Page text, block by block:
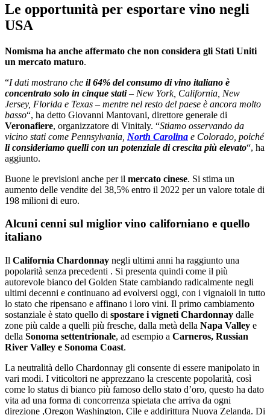
Le opportunità per esportare vino negli
USA
Nomisma ha anche affermato che non considera gli Stati Uniti
un mercato maturo.
“I dati mostrano che il 64% del consumo di vino italiano è
concentrato solo in cinque stati– New York, California, New
Jersey, Florida e Texas – mentre nel resto del paese è ancora molto
basso“, ha detto Giovanni Mantovani, direttore generale di
Veronafiere, organizzatore di Vinitaly. “Stiamo osservando da
vicino stati come Pennsylvania, North Carolina e Colorado, poiché
li consideriamo quelli con un potenziale di crescita più elevato“, ha
aggiunto.
Buone le previsioni anche per il mercato cinese. Si stima un
aumento delle vendite del 38,5% entro il 2022 per un valore totale di
198 milioni di euro.
Alcuni cenni sul miglior vino californiano e quello
italiano
Il California Chardonnay negli ultimi anni ha raggiunto una
popolarità senza precedenti . Si presenta quindi come il più
autorevole bianco del Golden State cambiando radicalmente negli
ultimi decenni e continuano ad evolversi oggi, con i vignaioli in tutto
lo stato che ripensano e affinano i loro vini. Il primo cambiamento
sostanziale è stato quello di spostare i vigneti Chardonnay dalle
zone più calde a quelli più fresche, dalla metà della Napa Valley e
della Sonoma settentrionale, ad esempio a Carneros, Russian
River Valley e Sonoma Coast.
La neutralità dello Chardonnay gli consente di essere manipolato in
vari modi. I viticoltori ne apprezzano la crescente popolarità, così
come lo status di bianco più famoso dello stato d’oro, questo ha dato
vita ad una forma di concorrenza spietata che arriva da ogni
direzione ,Oregon Washington, Cile e addirittura Nuova Zelanda. Di